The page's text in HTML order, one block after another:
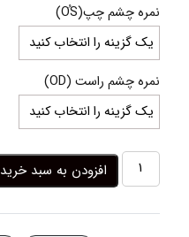
نمره چشم چپ(OُS)
نمره چشم راست (OD)
لنز
رگه
افزودن به سبد خرید